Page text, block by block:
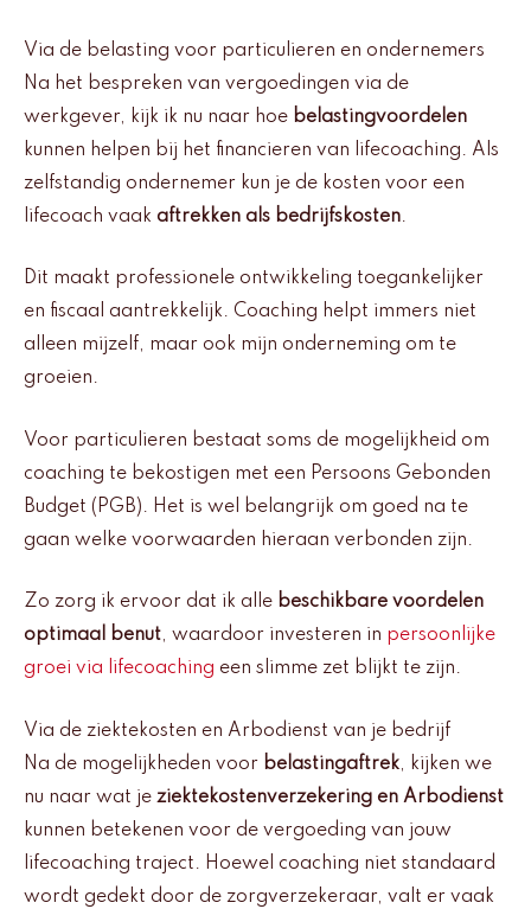
Via de belasting voor particulieren en ondernemers
Na het bespreken van vergoedingen via de
werkgever, kijk ik nu naar hoe belastingvoordelen
kunnen helpen bij het financieren van lifecoaching. Als
zelfstandig ondernemer kun je de kosten voor een
lifecoach vaak aftrekken als bedrijfskosten.
Dit maakt professionele ontwikkeling toegankelijker
en fiscaal aantrekkelijk. Coaching helpt immers niet
alleen mijzelf, maar ook mijn onderneming om te
groeien.
Voor particulieren bestaat soms de mogelijkheid om
coaching te bekostigen met een Persoons Gebonden
Budget (PGB). Het is wel belangrijk om goed na te
gaan welke voorwaarden hieraan verbonden zijn.
Zo zorg ik ervoor dat ik alle beschikbare voordelen
optimaal benut, waardoor investeren in persoonlijke
groei via lifecoaching een slimme zet blijkt te zijn.
Via de ziektekosten en Arbodienst van je bedrijf
Na de mogelijkheden voor belastingaftrek, kijken we
nu naar wat je ziektekostenverzekering en Arbodienst
kunnen betekenen voor de vergoeding van jouw
lifecoaching traject. Hoewel coaching niet standaard
wordt gedekt door de zorgverzekeraar, valt er vaak